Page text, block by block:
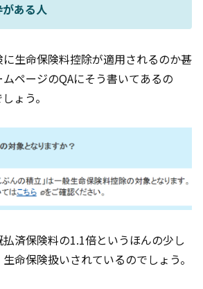
ある人
生命保険料控除が適用されるのか甚
ページのQAにそう書いてあるの
ょう。
済保険料の1.1倍というほんの少し
命保険扱いされているのでしょう。